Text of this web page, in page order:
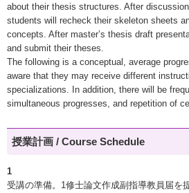
about their thesis structures. After
students will recheck their skeleton sheets
concepts. After master’s thesis draft
and submit their theses.
The following is a conceptual, average
aware that they may receive different
specializations. In addition, there will be
simultaneous progresses, and repetition of
授業計画 / Course Schedule
1
受講の準備。1修士論文作成副指導教員届を